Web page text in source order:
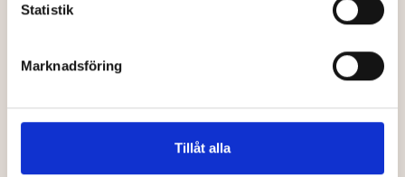
Statistik
Marknadsföring
Tillåt alla